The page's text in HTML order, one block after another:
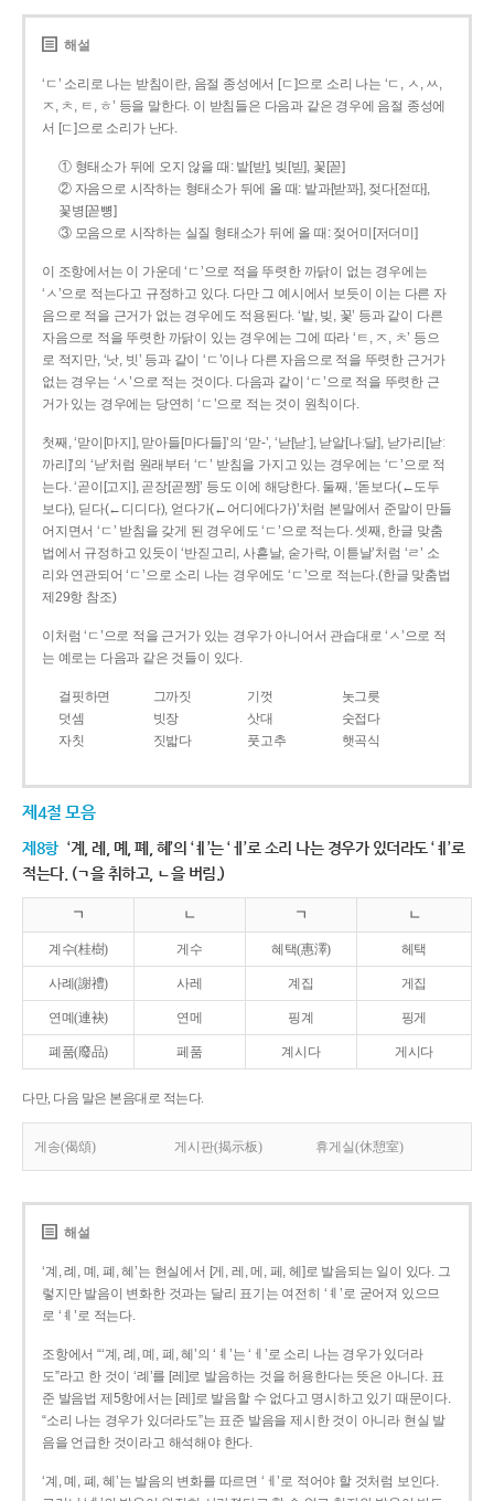
해설
‘ㄷ’ 소리로 나는 받침이란, 음절 종성에서 [ㄷ]으로 소리 나는 ‘ㄷ, ㅅ, ㅆ,
ㅈ, ㅊ, ㅌ, ㅎ’ 등을 말한다. 이 받침들은 다음과 같은 경우에 음절 종성에
서 [ㄷ]으로 소리가 난다.
① 형태소가 뒤에 오지 않을 때: 밭[받], 빚[빋], 꽃[꼳]
② 자음으로 시작하는 형태소가 뒤에 올 때: 밭과[받꽈], 젖다[젇따],
꽃병[꼳뼝]
③ 모음으로 시작하는 실질 형태소가 뒤에 올 때: 젖어미[저더미]
이 조항에서는 이 가운데 ‘ㄷ’으로 적을 뚜렷한 까닭이 없는 경우에는
‘ㅅ’으로 적는다고 규정하고 있다. 다만 그 예시에서 보듯이 이는 다른 자
음으로 적을 근거가 없는 경우에도 적용된다. ‘밭, 빚, 꽃’ 등과 같이 다른
자음으로 적을 뚜렷한 까닭이 있는 경우에는 그에 따라 ‘ㅌ, ㅈ, ㅊ’ 등으
로 적지만, ‘낫, 빗’ 등과 같이 ‘ㄷ’이나 다른 자음으로 적을 뚜렷한 근거가
없는 경우는 ‘ㅅ’으로 적는 것이다. 다음과 같이 ‘ㄷ’으로 적을 뚜렷한 근
거가 있는 경우에는 당연히 ‘ㄷ’으로 적는 것이 원칙이다.
첫째, ‘맏이[마지], 맏아들[마다들]’의 ‘맏-’, ‘낟[낟ː], 낟알[나ː달], 낟가리[낟ː
까리]’의 ‘낟’처럼 원래부터 ‘ㄷ’ 받침을 가지고 있는 경우에는 ‘ㄷ’으로 적
는다. ‘곧이[고지], 곧장[곧짱]’ 등도 이에 해당한다. 둘째, ‘돋보다(←도두
보다), 딛다(←디디다), 얻다가(←어디에다가)’처럼 본말에서 준말이 만들
어지면서 ‘ㄷ’ 받침을 갖게 된 경우에도 ‘ㄷ’으로 적는다. 셋째, 한글 맞춤
법에서 규정하고 있듯이 ‘반짇고리, 사흗날, 숟가락, 이튿날’처럼 ‘ㄹ’ 소
리와 연관되어 ‘ㄷ’으로 소리 나는 경우에도 ‘ㄷ’으로 적는다.(한글 맞춤법
제29항 참조)
이처럼 ‘ㄷ’으로 적을 근거가 있는 경우가 아니어서 관습대로 ‘ㅅ’으로 적
는 예로는 다음과 같은 것들이 있다.
걸핏하면 그까짓 기껏
놋그릇
덧셈
빗장 삿대
숫접다
자칫
짓밟다 풋고추 햇곡식
제4절 모음
제8항 ‘계, 례, 몌, 폐, 혜’의 ‘ㅖ’는 ‘ㅔ’로 소리 나는 경우가 있더라도 ‘ㅖ’로
적는다. (ㄱ을 취하고, ㄴ을 버림.)
ㄱ ㄴ ㄱ ㄴ
계수(桂樹) 게수 혜택(惠澤) 헤택
사례(謝禮) 사레 계집 게집
연몌(連袂) 연메 핑계 핑게
폐품(廢品) 페품 계시다 게시다
다만, 다음 말은 본음대로 적는다.
게송(偈頌) 게시판(揭示板) 휴게실(休憩室)
해설
‘계, 례, 몌, 폐, 혜’는 현실에서 [게, 레, 메, 페, 헤]로 발음되는 일이 있다. 그
렇지만 발음이 변화한 것과는 달리 표기는 여전히 ‘ㅖ’로 굳어져 있으므
로 ‘ㅖ’로 적는다.
조항에서 “‘계, 례, 몌, 폐, 혜’의 ‘ㅖ’는 ‘ㅔ’로 소리 나는 경우가 있더라
도”라고 한 것이 ‘례’를 [레]로 발음하는 것을 허용한다는 뜻은 아니다. 표
준 발음법 제5항에서는 [레]로 발음할 수 없다고 명시하고 있기 때문이다.
“소리 나는 경우가 있더라도”는 표준 발음을 제시한 것이 아니라 현실 발
음을 언급한 것이라고 해석해야 한다.
‘계, 몌, 폐, 혜’는 발음의 변화를 따르면 ‘ㅔ’로 적어야 할 것처럼 보인다.